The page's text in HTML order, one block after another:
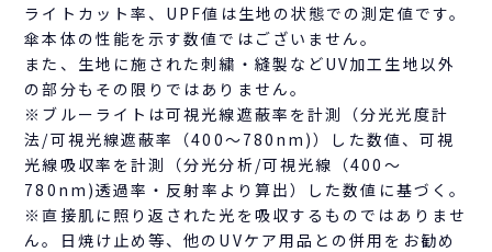
ライトカット率、UPF値は生地の状態での測定値です。
傘本体の性能を示す数値ではございません。
また、生地に施された刺繍・縫製などUV加工生地以外
の部分もその限りではありません。
※ブルーライトは可視光線遮蔽率を計測（分光光度計
法/可視光線遮蔽率（400～780nm)）した数値、可視
光線吸収率を計測（分光分析/可視光線（400～
780nm)透過率・反射率より算出）した数値に基づく。
※直接肌に照り返された光を吸収するものではありませ
ん。日焼け止め等、他のUVケア用品との併用をお勧め